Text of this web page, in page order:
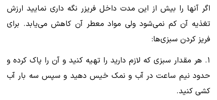
اگر آنها را بیش از این مدت داخل فریزر نگه داری نمایید ارزش
تغذیه آن کم نمی‌شود ولی مواد معطر آن کاهش می‌یابد. برای
فریز کردن سبزی‌ها:
۱. هر مقدار سبزی که لازم دارید را تهیه کنید و آن را پاک کرده و
حدود نیم ساعت در آب و نمک خیس دهید و سپس سه بار آب
کشی کنید.